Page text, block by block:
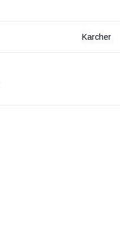
Karcher